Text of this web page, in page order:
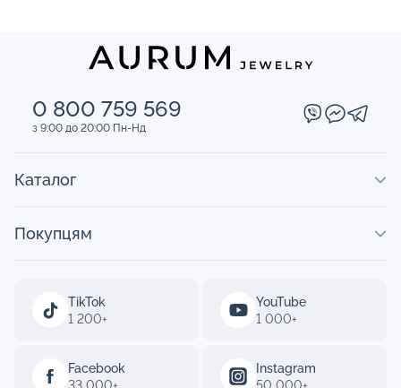
0 800 759 569
з 9:00 до 20:00 Пн-Нд
TikTok
1 200+
YouTube
1 000+
Facebook
33 000+
Instagram
50 000+
Каталог
Покупцям